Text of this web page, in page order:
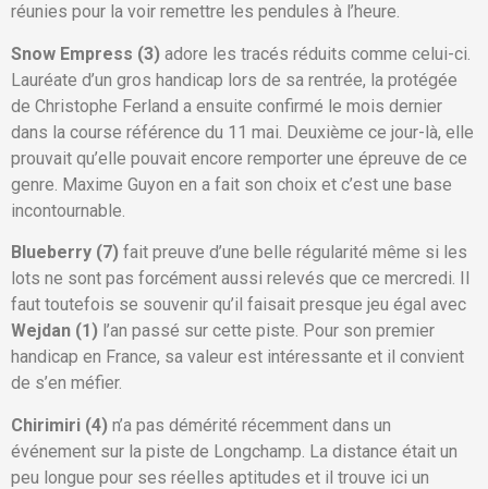
réunies pour la voir remettre les pendules à l’heure.
Snow Empress (3) adore les tracés réduits comme celui-ci.
Lauréate d’un gros handicap lors de sa rentrée, la protégée
de Christophe Ferland a ensuite confirmé le mois dernier
dans la course référence du 11 mai. Deuxième ce jour-là, elle
prouvait qu’elle pouvait encore remporter une épreuve de ce
genre. Maxime Guyon en a fait son choix et c’est une base
incontournable.
Blueberry (7) fait preuve d’une belle régularité même si les
lots ne sont pas forcément aussi relevés que ce mercredi. Il
faut toutefois se souvenir qu’il faisait presque jeu égal avec
Wejdan (1) l’an passé sur cette piste. Pour son premier
handicap en France, sa valeur est intéressante et il convient
de s’en méfier.
Chirimiri (4) n’a pas démérité récemment dans un
événement sur la piste de Longchamp. La distance était un
peu longue pour ses réelles aptitudes et il trouve ici un